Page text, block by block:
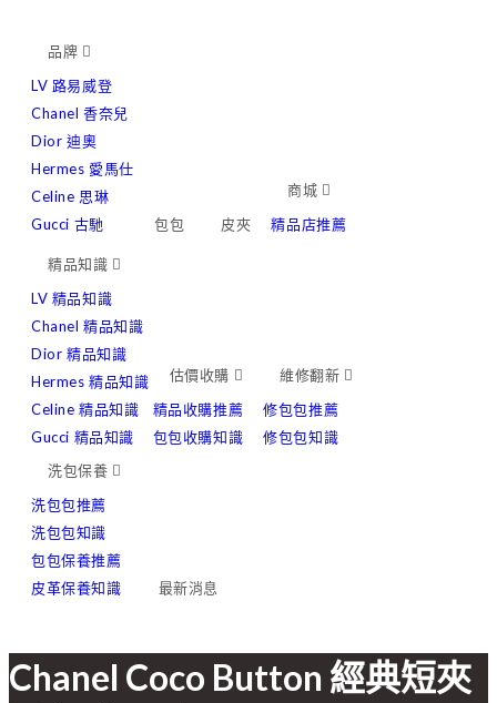
品牌
LV 路易威登
Chanel 香奈兒
Dior 迪奧
Hermes 愛馬仕
Celine 思琳
Gucci 古馳
包包 皮夾
商城
精品店推薦
精品知識
LV 精品知識
Chanel 精品知識
Dior 精品知識
Hermes 精品知識
Celine 精品知識
Gucci 精品知識
估價收購
精品收購推薦
包包收購知識
維修翻新
修包包推薦
修包包知識
洗包保養
洗包包推薦
洗包包知識
包包保養推薦
皮革保養知識
最新消息
Chanel Coco Button 經典短夾